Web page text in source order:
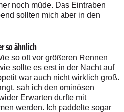
noch müde. Das Eintraben
sollten mich aber in den
so ähnlich
so oft vor größeren Rennen
sollte es erst in der Nacht auf
war auch nicht wirklich groß.
sah ich den ominösen
Erwarten durfte mit
werden. Ich paddelte sogar